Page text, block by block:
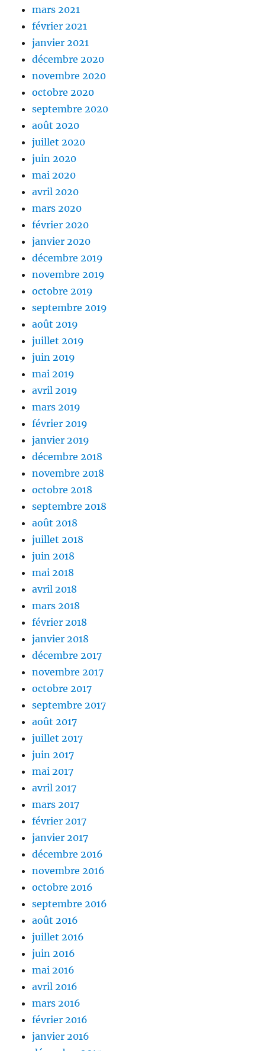
mars 2021
février 2021
janvier 2021
décembre 2020
novembre 2020
octobre 2020
septembre 2020
août 2020
juillet 2020
juin 2020
mai 2020
avril 2020
mars 2020
février 2020
janvier 2020
décembre 2019
novembre 2019
octobre 2019
septembre 2019
août 2019
juillet 2019
juin 2019
mai 2019
avril 2019
mars 2019
février 2019
janvier 2019
décembre 2018
novembre 2018
octobre 2018
septembre 2018
août 2018
juillet 2018
juin 2018
mai 2018
avril 2018
mars 2018
février 2018
janvier 2018
décembre 2017
novembre 2017
octobre 2017
septembre 2017
août 2017
juillet 2017
juin 2017
mai 2017
avril 2017
mars 2017
février 2017
janvier 2017
décembre 2016
novembre 2016
octobre 2016
septembre 2016
août 2016
juillet 2016
juin 2016
mai 2016
avril 2016
mars 2016
février 2016
janvier 2016